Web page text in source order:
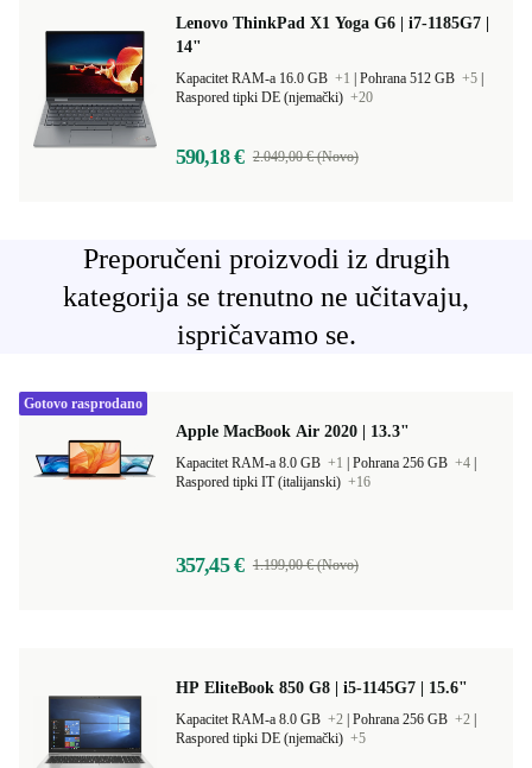
Lenovo ThinkPad X1 Yoga G6 | i7-1185G7 |
14"
Kapacitet RAM-a 16.0 GB +1 Pohrana 512 GB +5
Raspored tipki DE (njemački) +20
590,18 € 2.049,00 € (Novo)
Preporučeni proizvodi iz drugih
kategorija se trenutno ne učitavaju,
ispričavamo se.
Apple MacBook Air 2020 | 13.3"
Kapacitet RAM-a 8.0 GB +1 Pohrana 256 GB +4
Raspored tipki IT (italijanski) +16
357,45 € 1.199,00 € (Novo)
Gotovo rasprodano
HP EliteBook 850 G8 | i5-1145G7 | 15.6"
Kapacitet RAM-a 8.0 GB +2 Pohrana 256 GB +2
Raspored tipki DE (njemački) +5